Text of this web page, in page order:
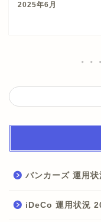
2025年6月
バンカーズ 運用
iDeCo 運用状況